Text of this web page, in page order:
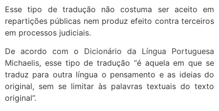
Esse tipo de tradução não costuma ser aceito em
repartições públicas nem produz efeito contra terceiros
em processos judiciais.
De acordo com o Dicionário da Língua Portuguesa
Michaelis, esse tipo de tradução “é aquela em que se
traduz para outra língua o pensamento e as ideias do
original, sem se limitar às palavras textuais do texto
original”.